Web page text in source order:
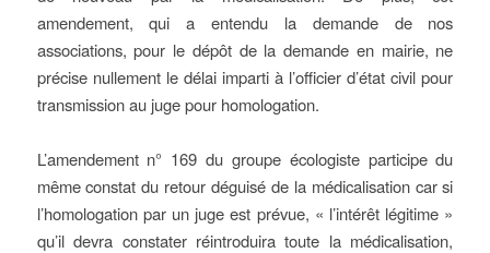
amendement, qui a entendu la demande de nos
associations, pour le dépôt de la demande en mairie, ne
précise nullement le délai imparti à l’officier d’état civil pour
transmission au juge pour homologation.
L’amendement n° 169 du groupe écologiste participe du
même constat du retour déguisé de la médicalisation car si
l’homologation par un juge est prévue, « l’intérêt légitime »
qu’il devra constater réintroduira toute la médicalisation,